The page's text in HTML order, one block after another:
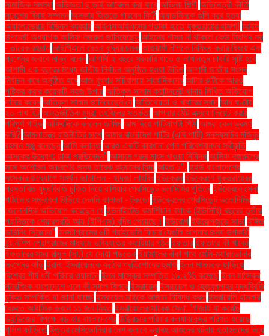
সামাজিক সমস্যা অভিজ্ঞতা ছাড়াই আবেদন করা যাবে অভিনয় শিল্পী অভিনেত্রী কীর্তি
সুরেশের বিবাহ সম্পন্ন অস্কার জিততে পারবেন কি? অ্যাডমিনকে গুলি করে হত্যা
অ্যালোভেরার বিভিন্ন ব্যবহার আইএসআইএসের পতাকা হাতে যুক্তরাষ্ট্রে হামলা! আইন
উপদেষ্টা অধ্যাপক আসিফ নজরুল জানিয়েছেন আইনের শাসন না থাকলে কেউ নিরাপদ নয়
- তারেক রহমান আইপিএলে বেতন বৃদ্ধির চমক আওয়ামী লীগকে নিষিদ্ধ করার বিষয়ে এক
প্রশ্নের জবাবে মান্না বলেন আগামী ২ বছরে সরকারি খাতে ৫ লাখ নতুন চাকরি সৃষ্টি হবে
আগামী এক বছরের মধ্যে জাতীয় নির্বাচন অনুষ্ঠিত হওয়া উচিত আগামী জাতীয় সংসদ
নির্বাচন কবে অনুষ্ঠিত হবে আজ বুধবার সচিবালয়ে সাংবাদিকদের আটার রুটিকে আরও
পুষ্টিকর করার কয়েকটি সহজ উপায় আতিকুল সালাম ক্যান্টনমেন্ট থানায় লিখিত অভিযোগ
দায়ের করেন আতিকুল সালাম জানিয়েছেন যে আতিথেয়তা ও খাবারের স্বাদ আধ ঘণ্টায়
২০ লাখ হিট আন্তর্জাতিক মুদ্রা তহবিলের সতর্কতা আপনার ঠোঁট এক্সফোলিয়েট করার
পরিপূর্ণ গাইড আফ্রিদিকে বললেন তামিম আম দিয়ে পাটিসাপটা পিঠা আমরা কেন ভ্রমণ
করি? আমলাতন্ত্র রাজনীতির চাপে আমার বাংলাদেশ পার্টির (এবি পার্টি) সদস্যসচিব মজিবুর
রহমান মঞ্জু বলেছেন আমি ক্লান্ত আরও একটি কারখানা পেল পরিবেশবান্ধব স্বীকৃতি
আসকের উদ্বেগ: ঢাকা প্রতিবেদন" আসামে গরুর মাংস খাওয়া নিষিদ্ধ আসিফ নজরুলের
সঙ্গে অশোভন আচরণের জন্য তারেক রহমানের নিন্দা আহত ১". ইইউ বাংলাদেশের
সংস্কার উদ্যোগে সমর্থন জানালেন - হাদজা লাহবিব ইউক্রেন ইউক্রেনে যুক্তরাষ্ট্রের
প্রস্তাবিত যুদ্ধবিরতি চুক্তি নিয়ে রাশিয়ার প্রেসিডেন্ট ভ্লাদিমির পুতিনে ইউক্রেনে সেনা
পাঠানোর সম্ভাবনা উড়িয়ে দেননি কানাডা - ট্রুডো ইউক্রেনের প্রেসিডেন্ট ভলোদিমির
জেলেনস্কি অভিযোগ করেছেন যে ইউনাইটেড কমার্শিয়াল ব্যাংক (ইউসিবি) বছরের তৃতীয়
প্রান্তিকে শেয়ারপ্রতি আয় (ইপিএস) বৃদ্ধি পেয়েছে। ইউরোপ ইউরোপজুড়ে সাড়া ইঙ্গিত
ডাউনিং স্ট্রিটের" ইনস্টাগ্রামের ৬টি প্রাইভেসি ফিচার যেগুলি আপনার জন্য উপকারী
ইন্টার্নশিপ প্রোগ্রামের মাধ্যমে ভবিষ্যতের ক্যারিয়ার গঠন ইফতার ইফতারে কী খাবেন
ইফতারের সময় রাসুল (সা.) যে দোয়া পড়তেন ইয়ামালের বাঁকা পথে মেসি-ম্যারাডোনার
স্বপ্নের বাড়ি ইরান: ইসরায়েলকে কঠোর প্রতিশোধের হুমকি ইলন মাস্ককে ছাড়িয়ে
বিশ্বের শীর্ষ ধনী পরিবার ওয়ালটন ইলন মাস্কের সম্পত্তি ১৯.২% কমেছে ইলন মাস্কের
স্টারলিংক বাংলাদেশে এলে কী সুফল মিলবে ইসরায়েল ইসরায়েল ও হেজবুল্লাহর যুদ্ধবিরতি
চুক্তি সম্পর্কিত যা জানা যাচ্ছে ইসরায়েল মাইকে আজান নিষিদ্ধ করল ইসরায়েলি হামলায়
বৈরুতে আবাসিক ভবনে ১১ জন নিহত ইসরায়েলের সাবেক সেনা: 'গাজায় যা করেছি
উইন্ডিজের বিপক্ষে বড় হার বাংলাদেশের উড়িরচরে পরিবার কল্যাণকেন্দ্র পরিণত হয়েছে
পুলিশ ফাঁড়িতে উত্তর মেসিডোনিয়ায় নৈশ ক্লাবে ভয়াবহ আগুনের ঘটনায় হতাহতদের নিয়ে